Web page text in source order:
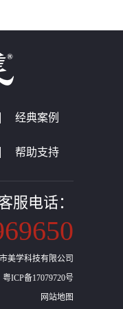
经典案例
帮助支持
服电话：
美学科技有限公司
粤ICP备17079720号
网站地图